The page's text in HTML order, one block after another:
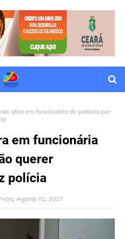
atira em funcionária de padaria por
em funcionária
querer
polícia
Agosto 01, 2017